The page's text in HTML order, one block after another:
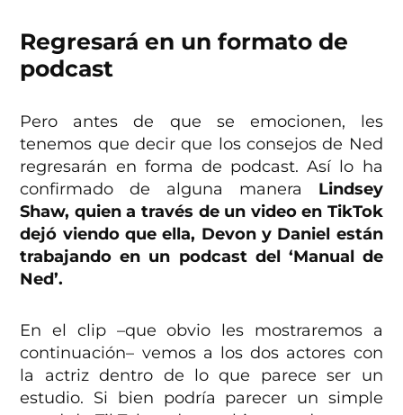
Regresará en un formato de
podcast
Pero antes de que se emocionen, les
tenemos que decir que los consejos de Ned
regresarán en forma de podcast. Así lo ha
confirmado de alguna manera Lindsey
Shaw, quien a través de un video en TikTok
dejó viendo que ella, Devon y Daniel están
trabajando en un podcast del ‘Manual de
Ned’.
En el clip –que obvio les mostraremos a
continuación– vemos a los dos actores con
la actriz dentro de lo que parece ser un
estudio. Si bien podría parecer un simple